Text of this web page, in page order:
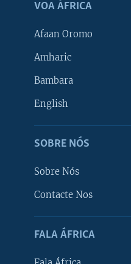
VOA ÁFRICA
Afaan Oromo
Amharic
Bambara
English
SOBRE NÓS
Sobre Nós
Contacte Nos
FALA ÁFRICA